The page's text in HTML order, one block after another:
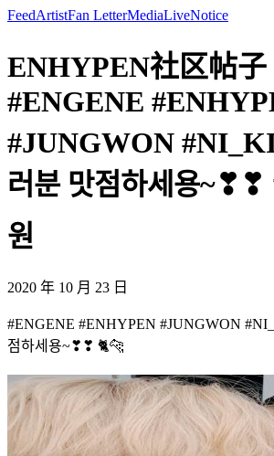
FeedArtistFan LetterMediaLiveNotice
ENHYPEN社区帖子
#ENGENE
#JUNGWON
러분 맛점하세용~❣❣
원
2020 年 10 月 23 日
#ENGENE #ENHYPEN #JUNGWON
점하세용~❣❣ 🐈🐆